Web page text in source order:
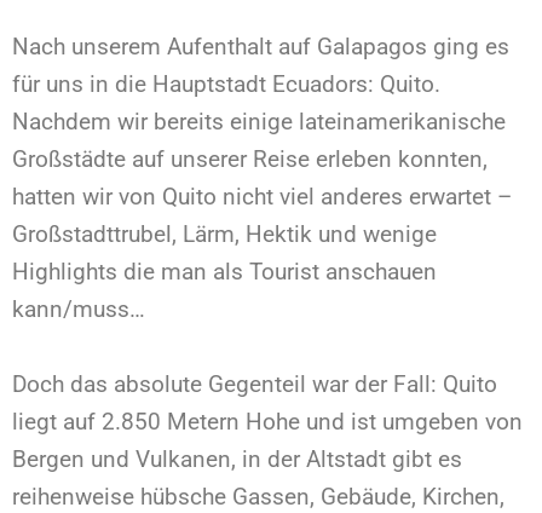
Nach unserem Aufenthalt auf Galapagos ging es
für uns in die Hauptstadt Ecuadors: Quito.
Nachdem wir bereits einige lateinamerikanische
Großstädte auf unserer Reise erleben konnten,
hatten wir von Quito nicht viel anderes erwartet –
Großstadttrubel, Lärm, Hektik und wenige
Highlights die man als Tourist anschauen
kann/muss…
Doch das absolute Gegenteil war der Fall: Quito
liegt auf 2.850 Metern Hohe und ist umgeben von
Bergen und Vulkanen, in der Altstadt gibt es
reihenweise hübsche Gassen, Gebäude, Kirchen,